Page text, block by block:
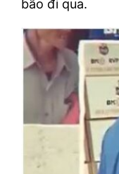
bão đi qua.